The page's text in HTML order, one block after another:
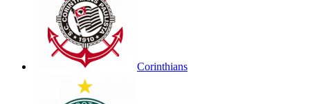
Corinthians